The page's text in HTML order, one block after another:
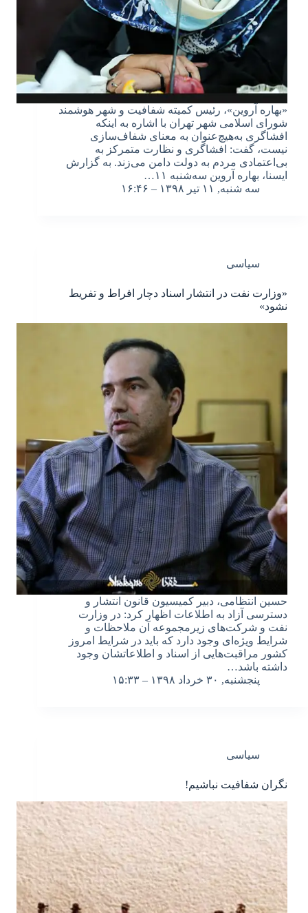
«بهاره آروین»، رئیس کمیته شفافیت و شهر هوشمند
شورای اسلامی شهر تهران با اشاره به اینکه
افشاگری به‌هیچ‌عنوان به معنای شفاف‌سازی
نیست، گفت: افشاگری و نظارت متمرکز به
بی‌اعتمادی مردم به دولت دامن می‌زند. به گزارش
ایسنا، بهاره آروین سه‌شنبه ۱۱…
سه شنبه, ۱۱ تیر ۱۳۹۸ – ۱۶:۴۶
سیاسی
«وزارت نفت در انتشار اسناد دچار افراط و تفریط
نشود»
حسین انتظامی، دبیر کمیسیون قانون انتشار و
دسترسی آزاد به اطلاعات اظهار کرد: در وزارت
نفت و شرکت‌های زیرمجموعه آن ملاحظات و
شرایط ویژه‌ای ‏وجود دارد که باید در شرایط امروز
کشور مراقبت‌هایی از اسناد و اطلاعاتشان وجود
داشته باشد…
پنجشنبه, ۳۰ خرداد ۱۳۹۸ – ۱۵:۳۳
سیاسی
نگران شفافیت نباشیم!